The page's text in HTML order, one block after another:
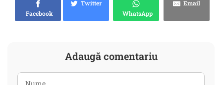
Facebook
Twitter
WhatsApp
Email
Adaugă comentariu